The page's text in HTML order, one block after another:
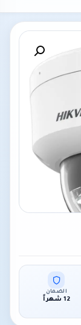
الضمان
12 شهراً